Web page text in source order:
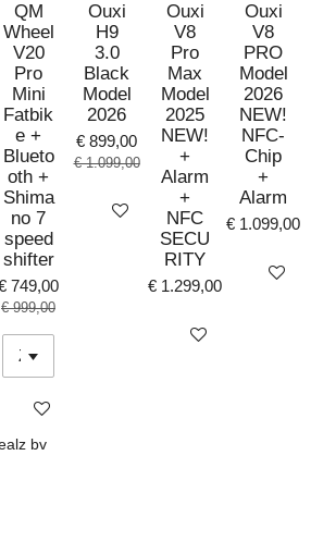
QM
Wheel
V20
Pro
Mini
Fatbik
e +
Blueto
oth +
Shima
no 7
speed
shifter
749,00
€ 999,00
Bekijk details
Ouxi
H9
3.0
Black
Model
2026
€ 899,00
€ 1.099,00
Bekijk details
Ouxi
V8
Pro
Max
Model
2025
NEW!
+
Alarm
+
NFC
SECU
RITY
€ 1.299,00
Bekijk details
Ouxi
V8
PRO
Model
2026
NEW!
NFC-
Chip
+
Alarm
€ 1.099,00
Bekijk
bv